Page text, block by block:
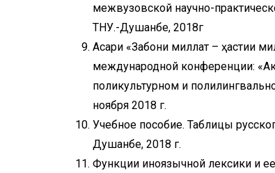
межвузовской научно-
ТНУ.-Душанбе, 2018г
Асари «Забони миллат – ҳастии
международной конференции:
поликультурном и
ноября 2018 г.
Учебное пособие. Таблицы
Душанбе, 2018 г.
Функции иноязычной лексики и